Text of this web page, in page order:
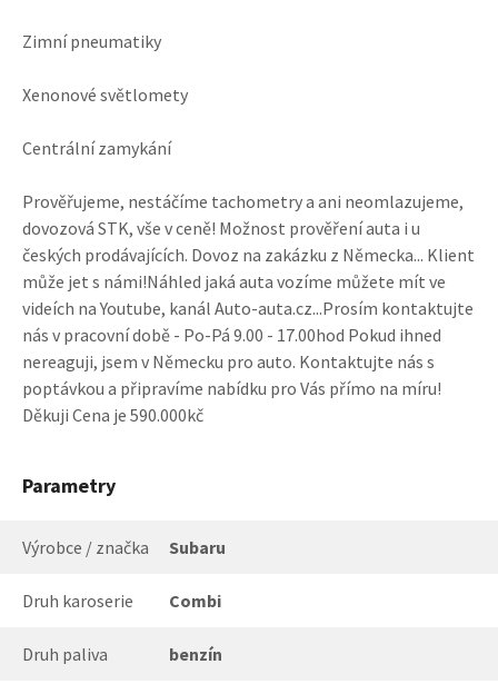
Zimní pneumatiky
Xenonové světlomety
Centrální zamykání
Prověřujeme, nestáčíme tachometry a ani neomlazujeme,
dovozová STK, vše v ceně! Možnost prověření auta i u
českých prodávajících. Dovoz na zakázku z Německa... Klient
může jet s námi!Náhled jaká auta vozíme můžete mít ve
videích na Youtube, kanál Auto-auta.cz...Prosím kontaktujte
nás v pracovní době - Po-Pá 9.00 - 17.00hod Pokud ihned
nereaguji, jsem v Německu pro auto. Kontaktujte nás s
poptávkou a připravíme nabídku pro Vás přímo na míru!
Děkuji Cena je 590.000kč
Parametry
Výrobce / značka Subaru
Druh karoserie Combi
Druh paliva benzín